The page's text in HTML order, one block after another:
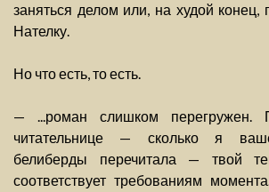
заняться делом или, на худой конец,
Нателку.
Но что есть, то есть.
— ...роман слишком перегружен.
читательнице — сколько я
белиберды перечитала — твой
соответствует требованиям